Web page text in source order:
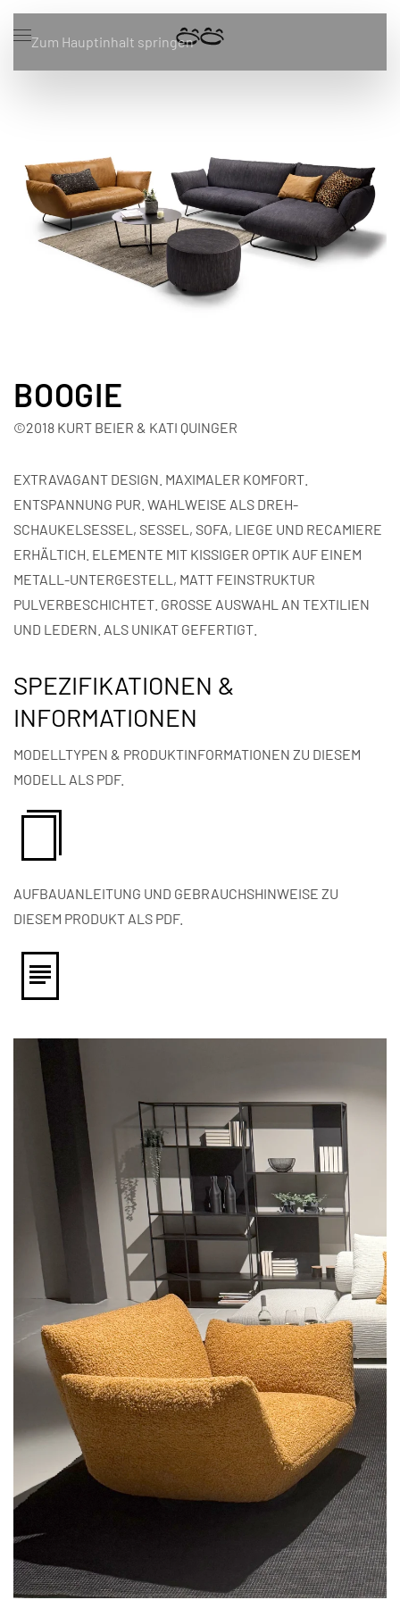
Zum Hauptinhalt springen
BOOGIE
©2018 KURT BEIER & KATI QUINGER
EXTRAVAGANT DESIGN. MAXIMALER KOMFORT.
ENTSPANNUNG PUR. WAHLWEISE ALS DREH-
SCHAUKELSESSEL, SESSEL, SOFA, LIEGE UND RECAMIERE
ERHÄLTICH. ELEMENTE MIT KISSIGER OPTIK AUF EINEM
METALL-UNTERGESTELL, MATT FEINSTRUKTUR
PULVERBESCHICHTET. GROSSE AUSWAHL AN TEXTILIEN
UND LEDERN. ALS UNIKAT GEFERTIGT.
SPEZIFIKATIONEN &
INFORMATIONEN
MODELLTYPEN & PRODUKTINFORMATIONEN ZU DIESEM
MODELL ALS PDF.
AUFBAUANLEITUNG UND GEBRAUCHSHINWEISE ZU
DIESEM PRODUKT ALS PDF.